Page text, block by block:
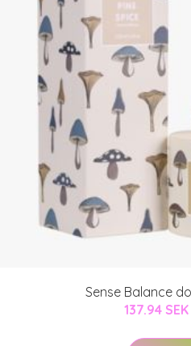
Sense Balance
137.94 SEK